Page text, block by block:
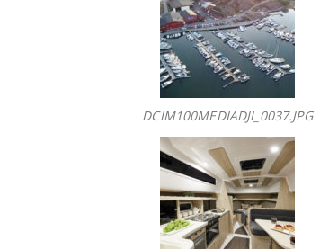
DCIM100MEDIADJI_0037.JPG